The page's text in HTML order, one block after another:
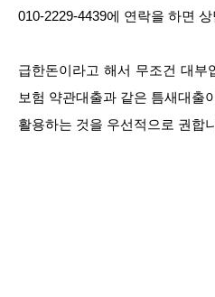
010-2229-4439에 연락을 하면
급한돈이라고 해서 무조건 대부
보험 약관대출과 같은 틈새대출
활용하는 것을 우선적으로 권합